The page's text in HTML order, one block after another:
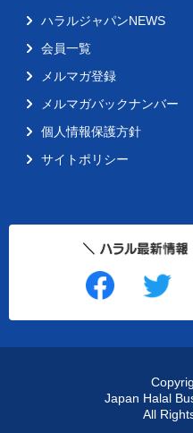
ハラルジャパンNEWS
会員一覧
メルマガ登録
メルマガバックナンバー
個人情報保護方針
サイトポリシー
Japan Halal
All